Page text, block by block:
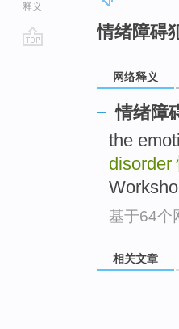
释义
情绪障碍
网络释义
情绪障
the
disorder
基于64个
相关文章